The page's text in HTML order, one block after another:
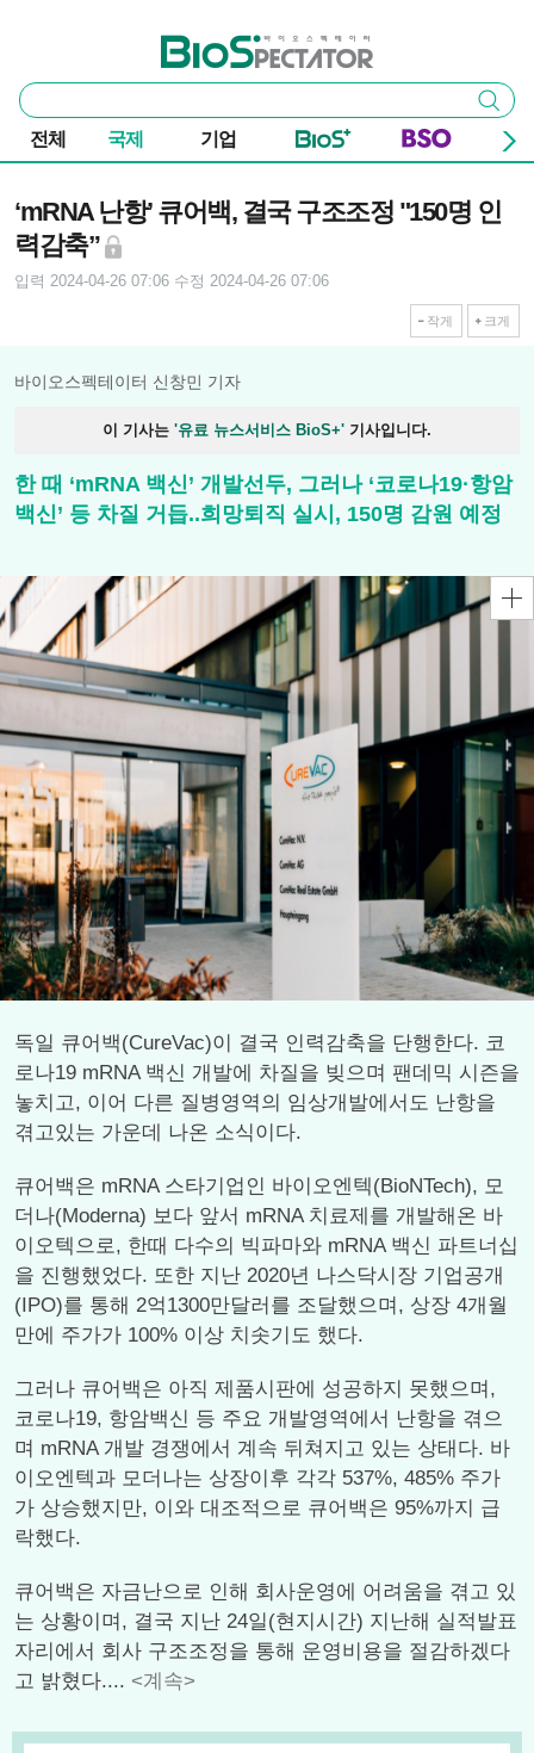
바이오스펙테이터
통
합
검
색
검색
전체 국제 기업
‘mRNA 난항’ 큐어백, 결국 구조조정 "150명 인
력감축”
입력 2024-04-26 07:06 수정 2024-04-26 07:06
작게 크게
바이오스펙테이터 신창민 기자
이 기사는 '유료 뉴스서비스 BioS+' 기사입니다.
한 때 ‘mRNA 백신’ 개발선두, 그러나 ‘코로나19·항암
백신’ 등 차질 거듭..희망퇴직 실시, 150명 감원 예정
독일 큐어백(CureVac)이 결국 인력감축을 단행한다. 코
로나19 mRNA 백신 개발에 차질을 빚으며 팬데믹 시즌을
놓치고, 이어 다른 질병영역의 임상개발에서도 난항을
겪고있는 가운데 나온 소식이다.
큐어백은 mRNA 스타기업인 바이오엔텍(BioNTech), 모
더나(Moderna) 보다 앞서 mRNA 치료제를 개발해온 바
이오텍으로, 한때 다수의 빅파마와 mRNA 백신 파트너십
을 진행했었다. 또한 지난 2020년 나스닥시장 기업공개
(IPO)를 통해 2억1300만달러를 조달했으며, 상장 4개월
만에 주가가 100% 이상 치솟기도 했다.
그러나 큐어백은 아직 제품시판에 성공하지 못했으며,
코로나19, 항암백신 등 주요 개발영역에서 난항을 겪으
며 mRNA 개발 경쟁에서 계속 뒤쳐지고 있는 상태다. 바
이오엔텍과 모더나는 상장이후 각각 537%, 485% 주가
가 상승했지만, 이와 대조적으로 큐어백은 95%까지 급
락했다.
큐어백은 자금난으로 인해 회사운영에 어려움을 겪고 있
는 상황이며, 결국 지난 24일(현지시간) 지난해 실적발표
자리에서 회사 구조조정을 통해 운영비용을 절감하겠다
고 밝혔다.... <계속>